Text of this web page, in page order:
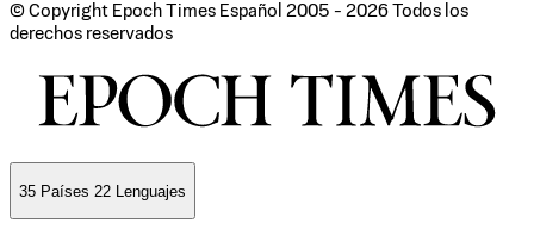
© Copyright Epoch Times Español 2005 - 2026 Todos los
derechos reservados
35 Países 22 Lenguajes